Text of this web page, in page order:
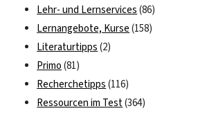
Lehr- und Lernservices (86)
Lernangebote, Kurse (158)
Literaturtipps (2)
Primo (81)
Recherchetipps (116)
Ressourcen im Test(364)